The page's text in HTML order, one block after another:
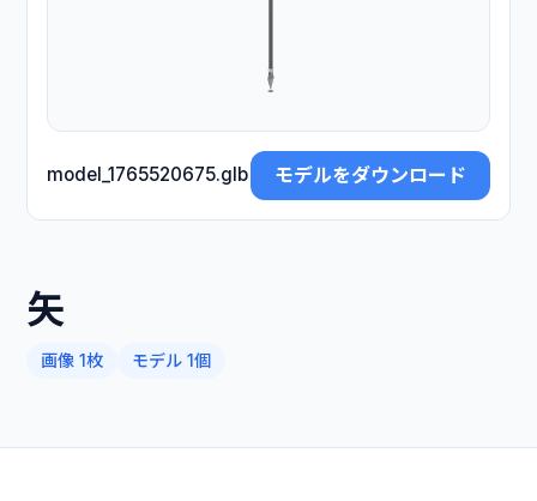
model_1765520675.glb モデルをダウンロード
矢
画像 1枚 モデル 1個